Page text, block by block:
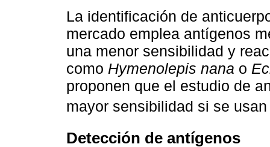
La identificación de
mercado emplea antígenos
una menor sensibilidad y
como Hymenolepis nana o
proponen que el estudio de
mayor sensibilidad si se
Detección de antígenos